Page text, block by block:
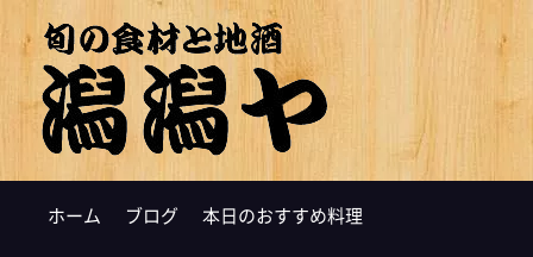
ホーム ブログ 本日のおすすめ料理